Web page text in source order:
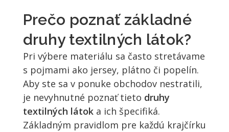
Prečo poznať základné
druhy textilných látok?
Pri výbere materiálu sa často stretávame
s pojmami ako jersey, plátno či popelín.
Aby ste sa v ponuke obchodov nestratili,
je nevyhnutné poznať tieto druhy
textilných látoka ich špecifiká.
Základným pravidlom pre každú krajčírku